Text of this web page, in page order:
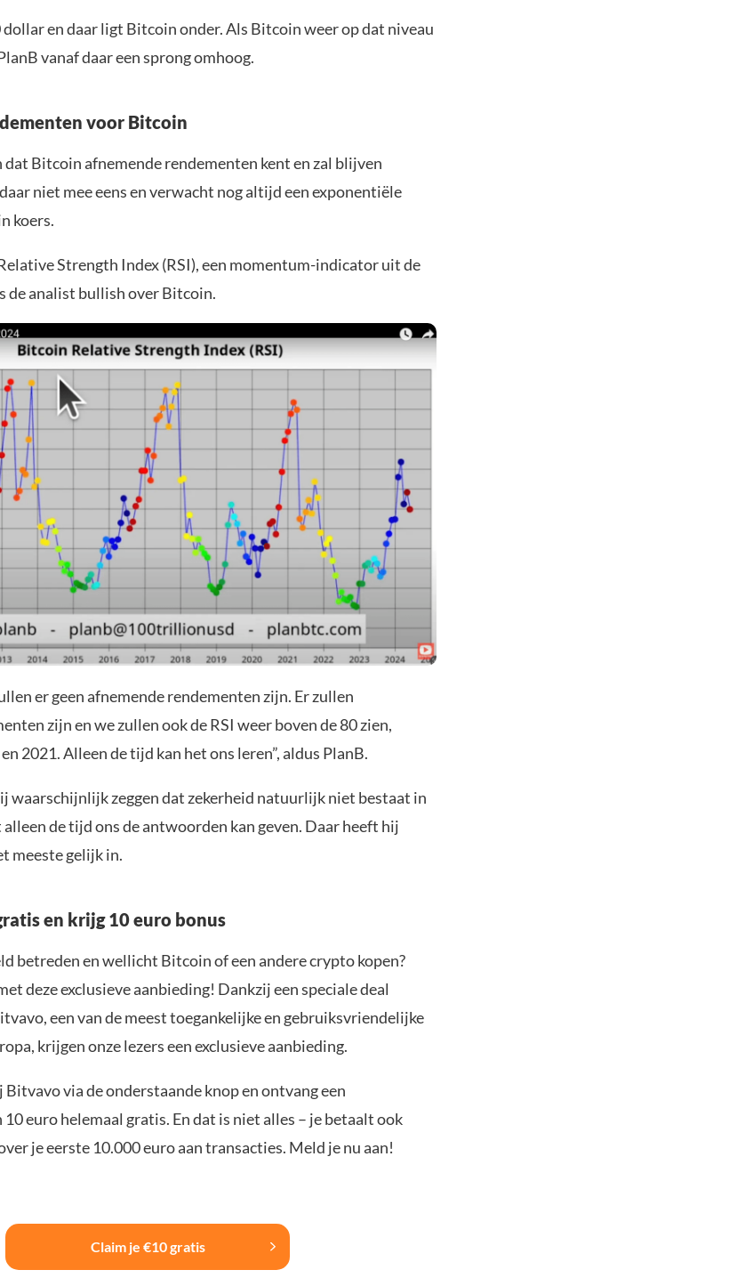
en daar ligt Bitcoin onder. Als Bitcoin weer op dat niveau
vanaf daar een sprong omhoog.
voor Bitcoin
dat Bitcoin afnemende rendementen kent en zal blijven
niet mee eens en verwacht nog altijd een exponentiële
koers.
Strength Index (RSI), een momentum-indicator uit de
de analist bullish over Bitcoin.
er geen afnemende rendementen zijn. Er zullen
zijn en we zullen ook de RSI weer boven de 80 zien,
2021. Alleen de tijd kan het ons leren”, aldus PlanB.
waarschijnlijk zeggen dat zekerheid natuurlijk niet bestaat in
de tijd ons de antwoorden kan geven. Daar heeft hij
meeste gelijk in.
en krijg 10 euro bonus
betreden en wellicht Bitcoin of een andere crypto kopen?
deze exclusieve aanbieding! Dankzij een speciale deal
een van de meest toegankelijke en gebruiksvriendelijke
krijgen onze lezers een exclusieve aanbieding.
Bitvavo via de onderstaande knop en ontvang een
euro helemaal gratis. En dat is niet alles – je betaalt ook
je eerste 10.000 euro aan transacties. Meld je nu aan!
Claim je €10 gratis